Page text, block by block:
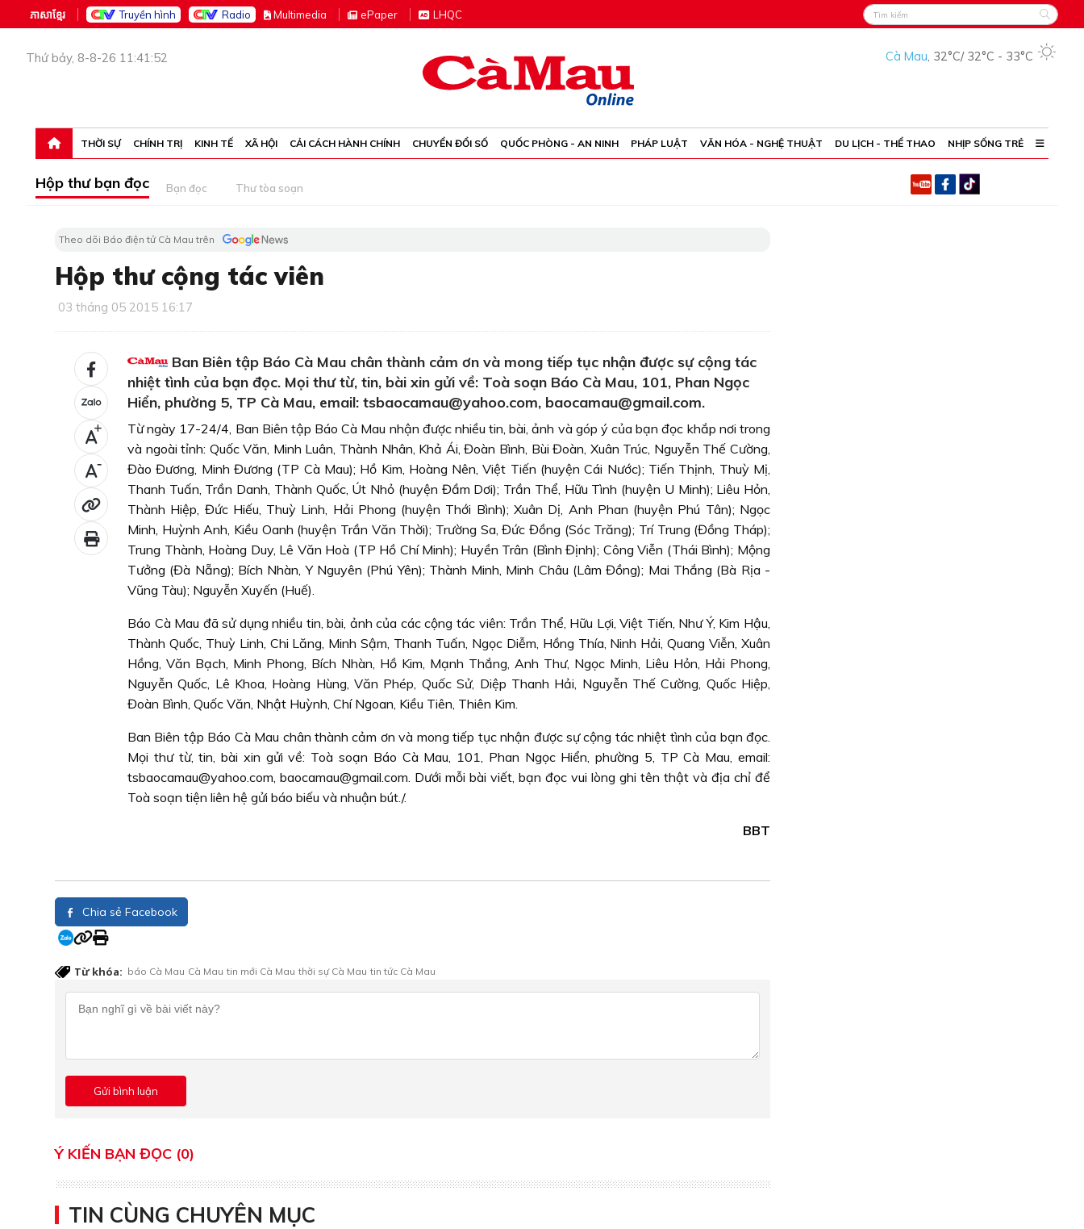
ភាសាខ្មែរ Truyền hình Radio Multimedia ePaper LHQC
Thứ bảy, 8-8-26 11:41:52 Cà Mau, 32°C/ 32°C - 33°C
THỜI SỰ CHÍNH TRỊ KINH TẾ XÃ HỘI CẢI CÁCH HÀNH CHÍNH CHUYỂN ĐỔI SỐ QUỐC PHÒNG - AN NINH PHÁP LUẬT VĂN HÓA - NGHỆ THUẬT DU LỊCH - THỂ THAO NHỊP SỐNG TRẺ
Hộp thư bạn đọc Bạn đọc Thư tòa soạn
Theo dõi Báo điện tử Cà Mau trên
Hộp thư cộng tác viên
03 tháng 05 2015 16:17
+
-
Ban Biên tập Báo Cà Mau chân thành cảm ơn và mong tiếp tục nhận được sự cộng tác
nhiệt tình của bạn đọc. Mọi thư từ, tin, bài xin gửi về: Toà soạn Báo Cà Mau, 101, Phan Ngọc
Hiển, phường 5, TP Cà Mau, email: tsbaocamau@yahoo.com, baocamau@gmail.com.
Từ ngày 17-24/4, Ban Biên tập Báo Cà Mau nhận được nhiều tin, bài, ảnh và góp ý của bạn đọc khắp nơi trong
và ngoài tỉnh: Quốc Văn, Minh Luân, Thành Nhân, Khả Ái, Đoàn Bình, Bùi Đoàn, Xuân Trúc, Nguyễn Thế Cường,
Đào Đương, Minh Đương (TP Cà Mau); Hồ Kim, Hoàng Nên, Việt Tiến (huyện Cái Nước); Tiến Thịnh, Thuỳ Mị,
Thanh Tuấn, Trần Danh, Thành Quốc, Út Nhỏ (huyện Đầm Dơi); Trần Thể, Hữu Tình (huyện U Minh); Liêu Hỏn,
Thành Hiệp, Đức Hiếu, Thuỳ Linh, Hải Phong (huyện Thới Bình); Xuân Dị, Anh Phan (huyện Phú Tân); Ngọc
Minh, Huỳnh Anh, Kiều Oanh (huyện Trần Văn Thời); Trường Sa, Đức Đồng (Sóc Trăng); Trí Trung (Đồng Tháp);
Trung Thành, Hoàng Duy, Lê Văn Hoà (TP Hồ Chí Minh); Huyền Trân (Bình Định); Công Viễn (Thái Bình); Mộng
Tưởng (Đà Nẵng); Bích Nhàn, Y Nguyên (Phú Yên); Thành Minh, Minh Châu (Lâm Đồng); Mai Thắng (Bà Rịa -
Vũng Tàu); Nguyễn Xuyến (Huế).
Báo Cà Mau đã sử dụng nhiều tin, bài, ảnh của các cộng tác viên: Trần Thể, Hữu Lợi, Việt Tiến, Như Ý, Kim Hậu,
Thành Quốc, Thuỳ Linh, Chi Lăng, Minh Sậm, Thanh Tuấn, Ngọc Diễm, Hồng Thía, Ninh Hải, Quang Viễn, Xuân
Hồng, Văn Bạch, Minh Phong, Bích Nhàn, Hồ Kim, Mạnh Thắng, Anh Thư, Ngọc Minh, Liêu Hỏn, Hải Phong,
Nguyễn Quốc, Lê Khoa, Hoàng Hùng, Văn Phép, Quốc Sử, Diệp Thanh Hải, Nguyễn Thế Cường, Quốc Hiệp,
Đoàn Bình, Quốc Văn, Nhật Huỳnh, Chí Ngoan, Kiều Tiên, Thiên Kim.
Ban Biên tập Báo Cà Mau chân thành cảm ơn và mong tiếp tục nhận được sự cộng tác nhiệt tình của bạn đọc.
Mọi thư từ, tin, bài xin gửi về: Toà soạn Báo Cà Mau, 101, Phan Ngọc Hiển, phường 5, TP Cà Mau, email:
tsbaocamau@yahoo.com, baocamau@gmail.com. Dưới mỗi bài viết, bạn đọc vui lòng ghi tên thật và địa chỉ để
Toà soạn tiện liên hệ gửi báo biếu và nhuận bút./.
BBT
Chia sẻ Facebook
Từ khóa: báo Cà Mau Cà Mau tin mới Cà Mau thời sự Cà Mau tin tức Cà Mau
Ý KIẾN BẠN ĐỌC (0)
TIN CÙNG CHUYÊN MỤC